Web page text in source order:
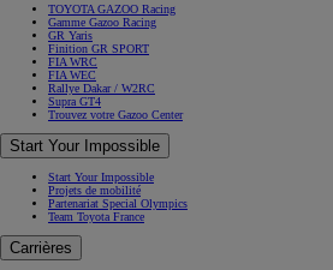
TOYOTA GAZOO Racing
Gamme Gazoo Racing
GR Yaris
Finition GR SPORT
FIA WRC
FIA WEC
Rallye Dakar / W2RC
Supra GT4
Trouvez votre Gazoo Center
Start Your Impossible
Start Your Impossible
Projets de mobilité
Partenariat Special Olympics
Team Toyota France
Carrières